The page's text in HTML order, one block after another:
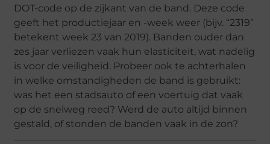
DOT-code op de zijkant van de band. Deze code
geeft het productiejaar en -week weer (bijv. “2319”
betekent week 23 van 2019). Banden ouder dan
zes jaar verliezen vaak hun elasticiteit, wat nadelig
is voor de veiligheid. Probeer ook te achterhalen
in welke omstandigheden de band is gebruikt:
was het een stadsauto of een voertuig dat vaak
op de snelweg reed? Werd de auto altijd binnen
gestald, of stonden de banden vaak in de zon?